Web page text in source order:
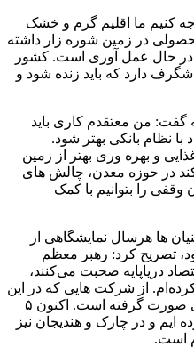
کنیم ما اقلیم گرم و خشک
محصولی در زمین شوره زار داشته
در حال عمل آوری است. کشور
دارد که باید زنده شود و
گفت: من معتقدم کاری باید
نظام بانکی بهتر شود.
و بهره وری بهتر از زمین
در حوزه معدن، چالش های
وقفی را بتوانیم با کمک
ها هرسال نمایشگاهی از
تصریح کرد: رهبر معظم
دریاپایه صحبت می‌کنند،
از شرکت هایی که در این
زمینه فعالیت می کنند حمایت هایی صورت گرفته است. اکنون ۵
ایم و در چارک و هندیجان نیز
است.